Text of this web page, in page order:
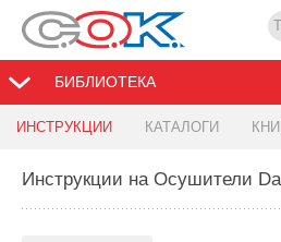
БИБЛИОТЕКА
ИНСТРУКЦИИ КАТАЛОГИ
Инструкции на Осушители